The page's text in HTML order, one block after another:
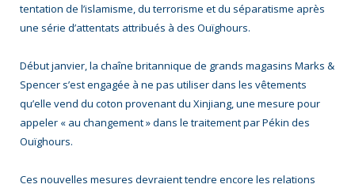
tentation de l’islamisme, du terrorisme et du séparatisme après
une série d’attentats attribués à des Ouïghours.
Début janvier, la chaîne britannique de grands magasins Marks &
Spencer s’est engagée à ne pas utiliser dans les vêtements
qu’elle vend du coton provenant du Xinjiang, une mesure pour
appeler « au changement » dans le traitement par Pékin des
Ouïghours.
Ces nouvelles mesures devraient tendre encore les relations